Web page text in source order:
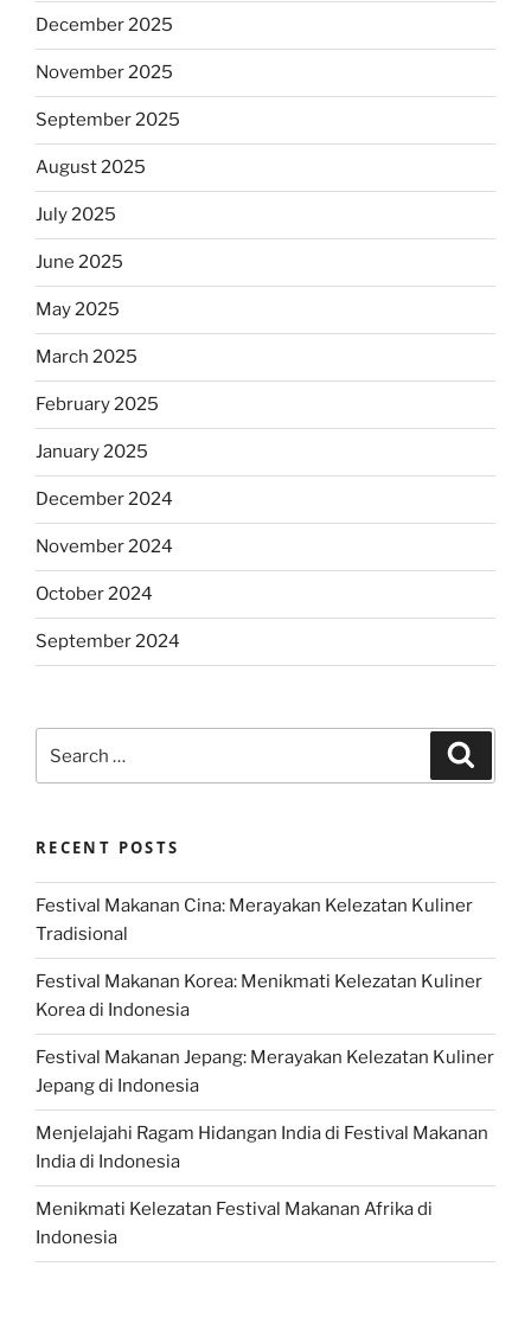
December 2025
November 2025
September 2025
August 2025
July 2025
June 2025
May 2025
March 2025
February 2025
January 2025
December 2024
November 2024
October 2024
September 2024
for:
RECENT POSTS
Festival Makanan Cina: Merayakan Kelezatan Kuliner
Tradisional
Festival Makanan Korea: Menikmati Kelezatan Kuliner
Korea di Indonesia
Festival Makanan Jepang: Merayakan Kelezatan Kuliner
Jepang di Indonesia
Menjelajahi Ragam Hidangan India di Festival Makanan
India di Indonesia
Menikmati Kelezatan Festival Makanan Afrika di
Indonesia